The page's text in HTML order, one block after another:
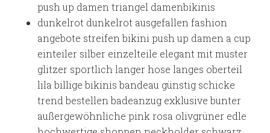
push up damen triangel damenbikinis
dunkelrot dunkelrot ausgefallen fashion
angebote streifen bikini push up damen a cup
einteiler silber einzelteile elegant mit muster
glitzer sportlich langer hose langes oberteil
lila billige bikinis bandeau günstig schicke
trend bestellen badeanzug exklusive bunter
außergewöhnliche pink rosa olivgrüner edle